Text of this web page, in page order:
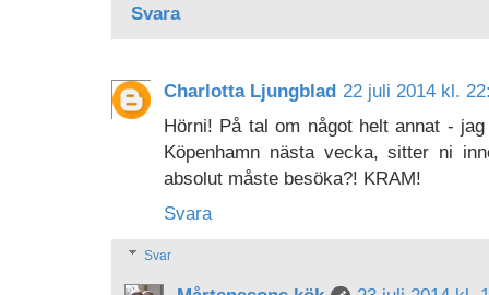
Svara
Charlotta Ljungblad 22 juli 2014 kl.
Hörni! På tal om något helt annat -
Köpenhamn nästa vecka, sitter ni
absolut måste besöka?! KRAM!
Svara
Svar